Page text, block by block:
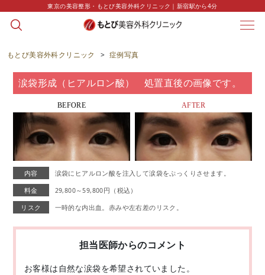
東京の美容整形・もとび美容外科クリニック｜新宿駅から4分
CASE
症例写真
もとび美容外科クリニック > 症例写真
涙袋形成（ヒアルロン酸） 処置直後の画像です。
BEFORE AFTER
内容 涙袋にヒアルロン酸を注入して涙袋をぷっくりさせます。
料金 29,800～59,800円（税込）
リスク 一時的な内出血。赤みや左右差のリスク。
担当医師からのコメント
お客様は自然な涙袋を希望されていました。